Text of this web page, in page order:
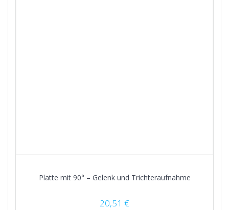
Platte mit 90° – Gelenk und Trichteraufnahme
20,51 €